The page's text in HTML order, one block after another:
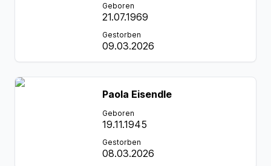
Geboren
21.07.1969
Gestorben
09.03.2026
Paola Eisendle
Geboren
19.11.1945
Gestorben
08.03.2026